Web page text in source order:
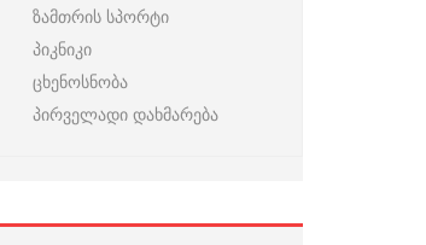
ზამთრის სპორტი
პიკნიკი
ცხენოსნობა
პირველადი დახმარება